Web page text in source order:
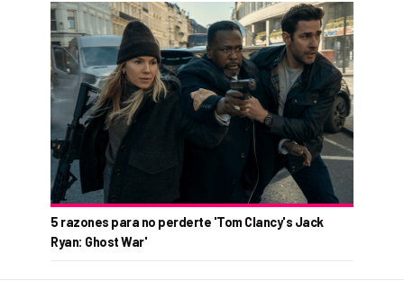
5 razones para no perderte 'Tom Clancy's Jack
Ryan: Ghost War'